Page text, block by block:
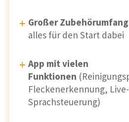
Großer Zubehörumfang
alles für den Start dabei
App mit vielen
Funktionen
Fleckenerkennung,
Sprachsteuerung)